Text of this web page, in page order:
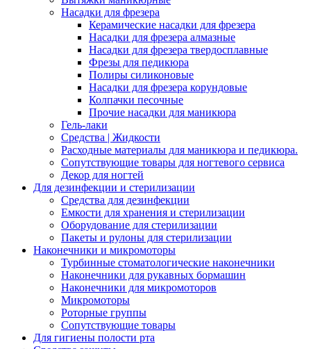
Насадки для фрезера
Керамические насадки для фрезера
Насадки для фрезера алмазные
Насадки для фрезера твердосплавные
Фрезы для педикюра
Полиры силиконовые
Насадки для фрезера корундовые
Колпачки песочные
Прочие насадки для маникюра
Гель-лаки
Средства | Жидкости
Расходные материалы для маникюра и педикюра.
Сопутствующие товары для ногтевого сервиса
Декор для ногтей
Для дезинфекции и стерилизации
Средства для дезинфекции
Емкости для хранения и стерилизации
Оборудование для стерилизации
Пакеты и рулоны для стерилизации
Наконечники и микромоторы
Турбинные стоматологические наконечники
Наконечники для рукавных бормашин
Наконечники для микромоторов
Микромоторы
Роторные группы
Сопутствующие товары
Для гигиены полости рта